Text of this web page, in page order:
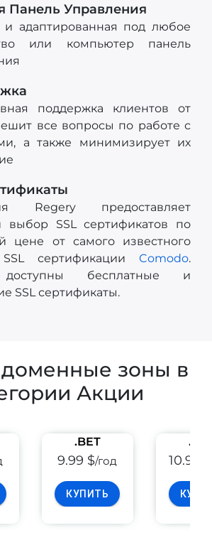
Панель Управления
и адаптированная под любое
или компьютер панель
поддержка клиентов от
все вопросы по работе с
а также минимизирует их
Regery предоставляет
выбор SSL сертификатов по
цене от самого известного
сертификации Comodo.
бесплатные и
SSL сертификаты.
зоны в
Акции
.BET
9.99 $/год
КУПИТЬ
10.99 $